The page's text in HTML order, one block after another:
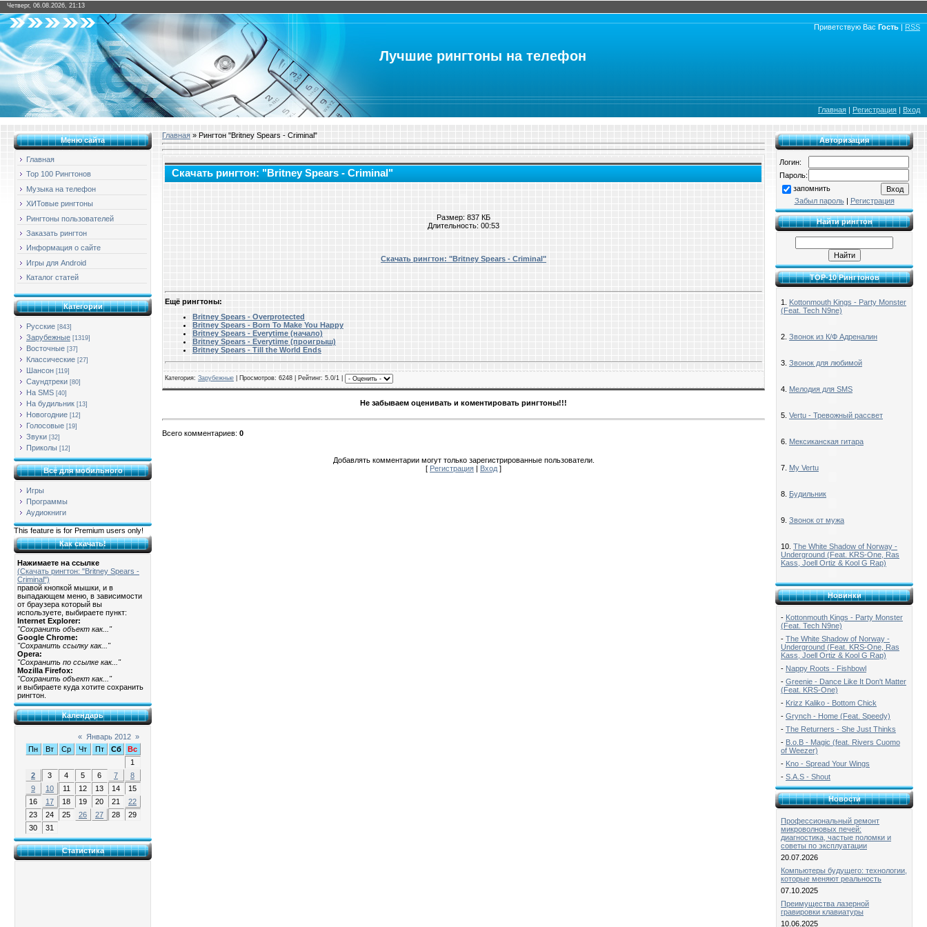
Четверг, 06.08.2026, 21:13
Приветствую Вас Гость | RSS
Лучшие рингтоны на телефон
Главная | Регистрация | Вход
Меню сайта
Главная
Top 100 Рингтонов
Музыка на телефон
ХИТовые рингтоны
Рингтоны пользователей
Заказать рингтон
Информация о сайте
Игры для Android
Каталог статей
Категории
Русские [843]
Зарубежные [1319]
Восточные [37]
Классические [27]
Шансон [119]
Саундтреки [80]
На SMS [40]
На будильник [13]
Новогодние [12]
Голосовые [19]
Звуки [32]
Приколы [12]
Всё для мобильного
Игры
Программы
Аудиокниги
This feature is for Premium users only!
Как скачать!
Нажимаете на ссылке
(Скачать рингтон: "Britney Spears -
Criminal")
правой кнопкой мышки, и в
выпадающем меню, в зависимости
от браузера который вы
используете, выбираете пункт:
Internet Explorer:
"Сохранить объект как..."
Google Chrome:
"Сохранить ссылку как..."
Opera:
"Сохранить по ссылке как..."
Mozilla Firefox:
"Сохранить объект как..."
и выбираете куда хотите сохранить
рингтон.
Календарь
« Январь 2012 »
Пн
Вт Ср Чт Пт Сб
Вс
1
2
3 4 5 6 7
8
9
10 11 12 13 14
15
16
17 18 19 20 21
22
23
24 25 26 27 28
29
30
31
Статистика
Главная » Рингтон "Britney Spears - Criminal"
Скачать рингтон: "Britney Spears - Criminal"
Размер: 837 КБ
Длительность: 00:53
Скачать рингтон: "Britney Spears - Criminal"
Ещё рингтоны:
Britney Spears - Overprotected
Britney Spears - Born To Make You Happy
Britney Spears - Everytime (начало)
Britney Spears - Everytime (проигрыш)
Britney Spears - Till the World Ends
Категория: Зарубежные Просмотров: 6248 | Рейтинг: 5.0/1 |
Не забываем оценивать и коментировать рингтоны!!!
Всего комментариев: 0
Добавлять комментарии могут только зарегистрированные пользователи.
[ Регистрация | Вход ]
Авторизация
Логин:
Пароль:
запомнить
Забыл пароль| Регистрация
Найти рингтон
TOP-10 Рингтонов
1. Kottonmouth Kings - Party Monster
(Feat. Tech N9ne)
2. Звонок из К/Ф Адреналин
3. Звонок для любимой
4. Мелодия для SMS
5. Vertu - Тревожный рассвет
6. Мексиканская гитара
7. My Vertu
8. Будильник
9. Звонок от мужа
10. The White Shadow of Norway -
Underground (Feat. KRS-One, Ras
Kass, Joell Ortiz & Kool G Rap)
Новинки
- Kottonmouth Kings - Party Monster
(Feat. Tech N9ne)
- The White Shadow of Norway -
Underground (Feat. KRS-One, Ras
Kass, Joell Ortiz & Kool G Rap)
- Nappy Roots - Fishbowl
- Greenie - Dance Like It Don't Matter
(Feat. KRS-One)
- Krizz Kaliko - Bottom Chick
- Grynch - Home (Feat. Speedy)
- The Returners - She Just Thinks
- B.o.B - Magic (feat. Rivers Cuomo
of Weezer)
- Kno - Spread Your Wings
- S.A.S - Shout
Новости
Профессиональный ремонт
микроволновых печей:
диагностика, частые поломки и
советы по эксплуатации
20.07.2026
Компьютеры будущего: технологии,
которые меняют реальность
07.10.2025
Преимущества лазерной
гравировки клавиатуры
10.06.2025